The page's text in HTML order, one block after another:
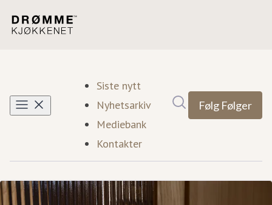
Siste nytt
Nyhetsarkiv
Mediebank
Kontakter
Følg Følger